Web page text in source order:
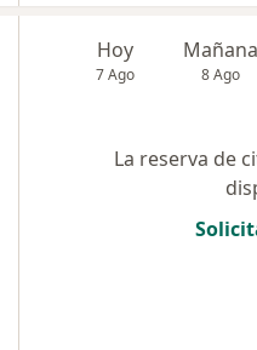
Hoy
7 Ago
Mañana
8 Ago
La reserva de